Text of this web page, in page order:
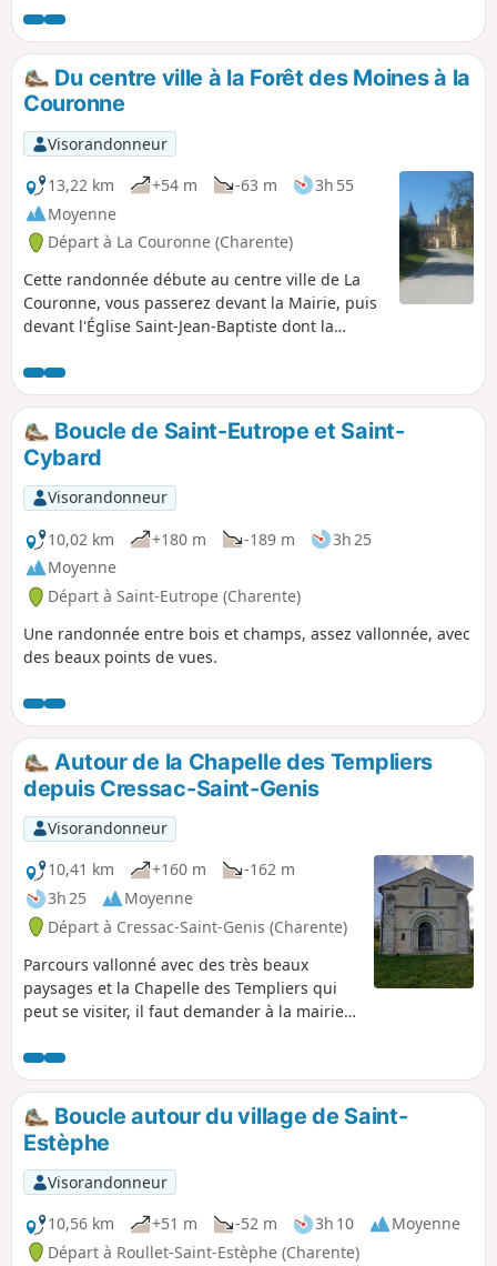
proposant de beaux points de vue sur la vallée du Claix. La
randonnée est belle et propose des paysages variés
alternant rocailles (site des Meulières et Chaumes du
Vignac), forêts, parcelles viticoles, hameaux, monuments
historiques et plaines cultivées.
Du centre ville à la Forêt des Moines à la
Couronne
Visorandonneur
13,22 km
+54 m -63 m
3h 55
Moyenne
Départ à La Couronne (Charente)
Cette randonnée débute au centre ville de La
Couronne, vous passerez devant la Mairie, puis
devant l'Église Saint-Jean-Baptiste dont la
traverserez la cour puis le jardin du Château de
l'Oisellerie. Après avoir contourné le Bois de
l'Oisellerie, traversé la Forêt des Moines vous
reviendrez au centre ville en passant par les
villages du Grand Maine et Les Barrets. Le lycée
de l'Oisellerie interdit toute traversée de son
territoire pour des raisons de sécurité. Du (5)
continuer sur le GRP®
Boucle de Saint-Eutrope et Saint-
Cybard
Visorandonneur
10,02 km
+180 m -189 m
3h 25
Moyenne
Départ à Saint-Eutrope (Charente)
Une randonnée entre bois et champs, assez vallonnée, avec
des beaux points de vues.
Autour de la Chapelle des Templiers
depuis Cressac-Saint-Genis
Visorandonneur
10,41 km
+160 m
-162 m
3h 25
Moyenne
Départ à Cressac-Saint-Genis (Charente)
Parcours vallonné avec des très beaux
paysages et la Chapelle des Templiers qui
peut se visiter, il faut demander à la mairie
Boucle autour du village de Saint-
Estèphe
Visorandonneur
10,56 km
+51 m -52 m 3h 10
Moyenne
Départ à Roullet-Saint-Estèphe (Charente)